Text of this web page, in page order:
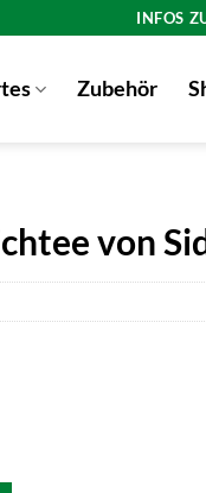
INFOS
Zubehör
von